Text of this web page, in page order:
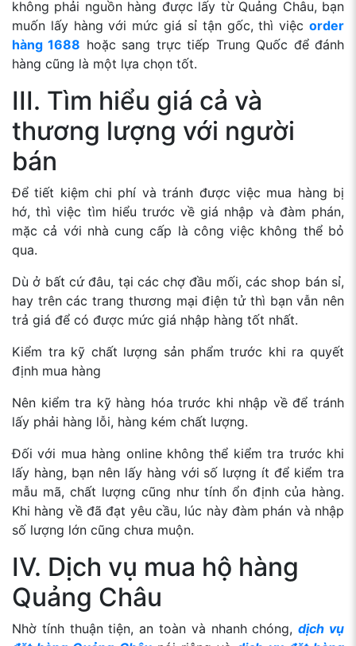
không phải nguồn hàng được lấy từ Quảng Châu, bạn
muốn lấy hàng với mức giá sỉ tận gốc, thì việc order
hàng 1688 hoặc sang trực tiếp Trung Quốc để đánh
hàng cũng là một lựa chọn tốt.
III. Tìm hiểu giá cả và
thương lượng với người
bán
Để tiết kiệm chi phí và tránh được việc mua hàng bị
hớ, thì việc tìm hiểu trước về giá nhập và đàm phán,
mặc cả với nhà cung cấp là công việc không thể bỏ
qua.
Dù ở bất cứ đâu, tại các chợ đầu mối, các shop bán sỉ,
hay trên các trang thương mại điện tử thì bạn vẫn nên
trả giá để có được mức giá nhập hàng tốt nhất.
Kiểm tra kỹ chất lượng sản phẩm trước khi ra quyết
định mua hàng
Nên kiểm tra kỹ hàng hóa trước khi nhập về để tránh
lấy phải hàng lỗi, hàng kém chất lượng.
Đối với mua hàng online không thể kiểm tra trước khi
lấy hàng, bạn nên lấy hàng với số lượng ít để kiểm tra
mẫu mã, chất lượng cũng như tính ổn định của hàng.
Khi hàng về đã đạt yêu cầu, lúc này đàm phán và nhập
số lượng lớn cũng chưa muộn.
IV. Dịch vụ mua hộ hàng
Quảng Châu
Nhờ tính thuận tiện, an toàn và nhanh chóng,dịch vụ